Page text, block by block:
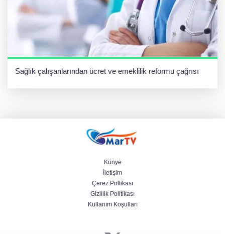
Sağlık çalışanlarından ücret ve emeklilik reformu çağrısı
Künye
İletişim
Çerez Poltikası
Gizlilik Politikası
Kullanım Koşulları